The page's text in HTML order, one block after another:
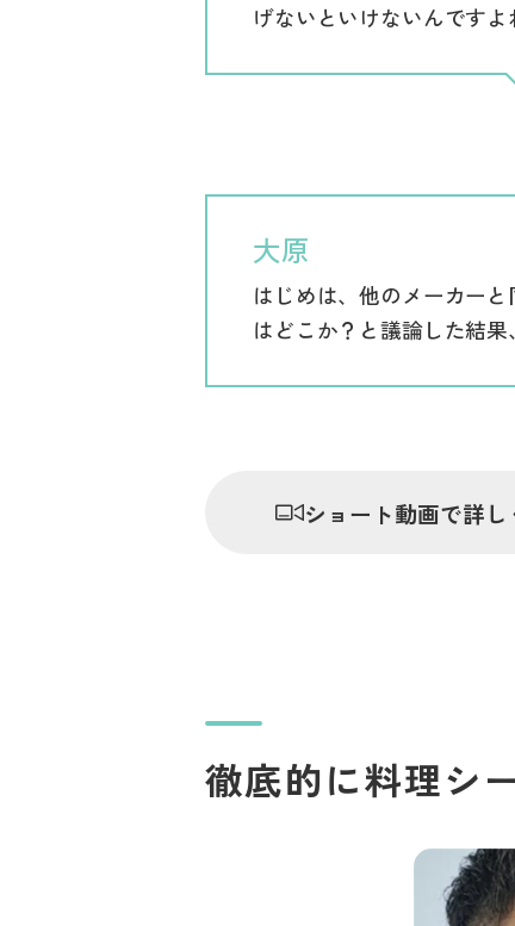
げないといけないんですよ
大原
はじめは、他のメーカー
はどこか？と議論した結
ショート動画で詳し
徹底的に料理シ